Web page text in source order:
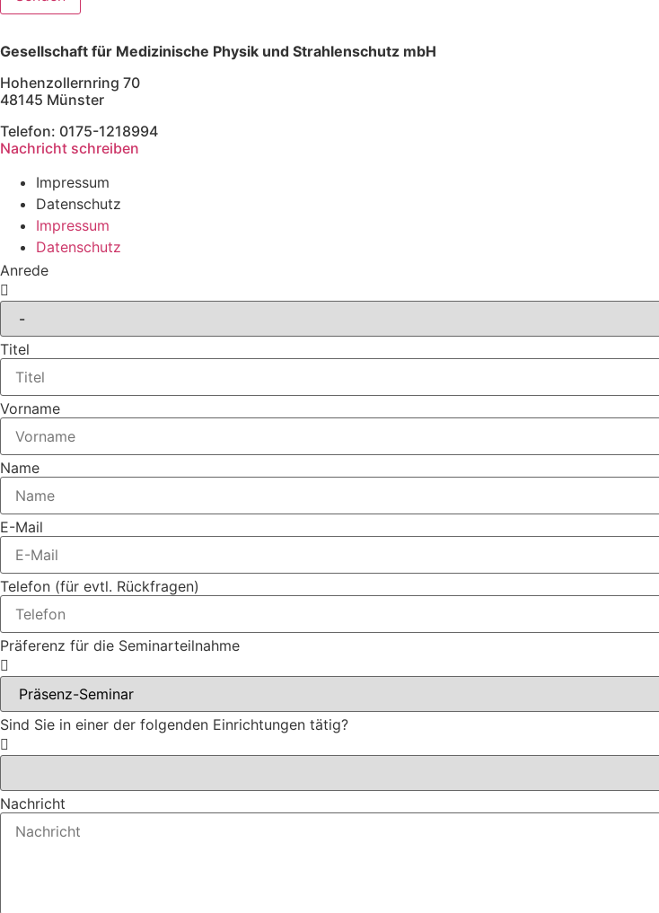
Gesellschaft für Medizinische Physik und Strahlenschutz mbH
Hohenzollernring 70
48145 Münster
Telefon: 0175-1218994
Nachricht schreiben
Impressum
Datenschutz
Impressum
Datenschutz
Anrede
Titel
Vorname
Name
E-Mail
Telefon (für evtl. Rückfragen)
Präferenz für die Seminarteilnahme
Sind Sie in einer der folgenden Einrichtungen tätig?
Nachricht